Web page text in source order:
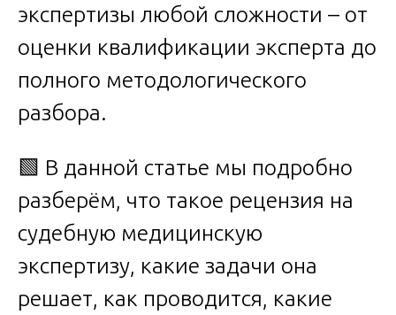
экспертизы любой сложности – от
оценки квалификации эксперта до
полного методологического
разбора.
🟩 В данной статье мы подробно
разберём, что такое рецензия на
судебную медицинскую
экспертизу, какие задачи она
решает, как проводится, какие